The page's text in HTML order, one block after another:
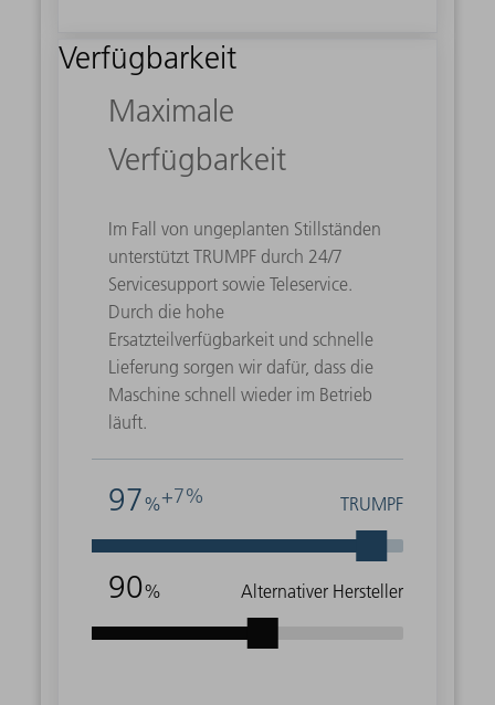
Verfügbarkeit
Maximale
Verfügbarkeit
Im Fall von ungeplanten Stillständen
unterstützt TRUMPF durch 24/7
Servicesupport sowie Teleservice.
Durch die hohe
Ersatzteilverfügbarkeit und schnelle
Lieferung sorgen wir dafür, dass die
Maschine schnell wieder im Betrieb
läuft.
97%+7% TRUMPF
90% Alternativer Hersteller